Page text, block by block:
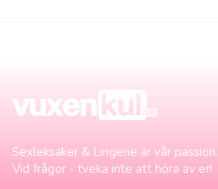
Sexleksaker & Lingerie är vår passion.
Vid frågor - tveka inte att höra av er!